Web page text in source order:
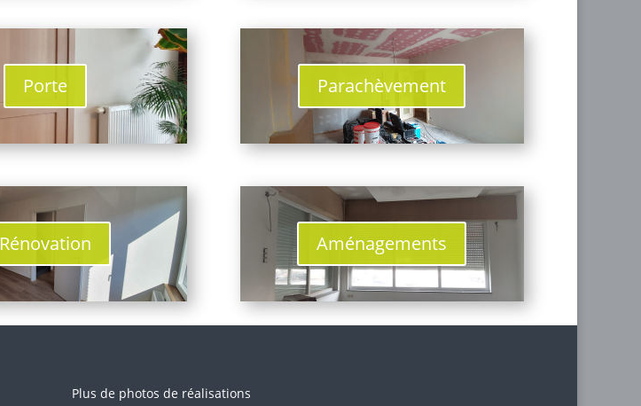
Porte Parachèvement
Rénovation Aménagements
Plus de photos de réalisations